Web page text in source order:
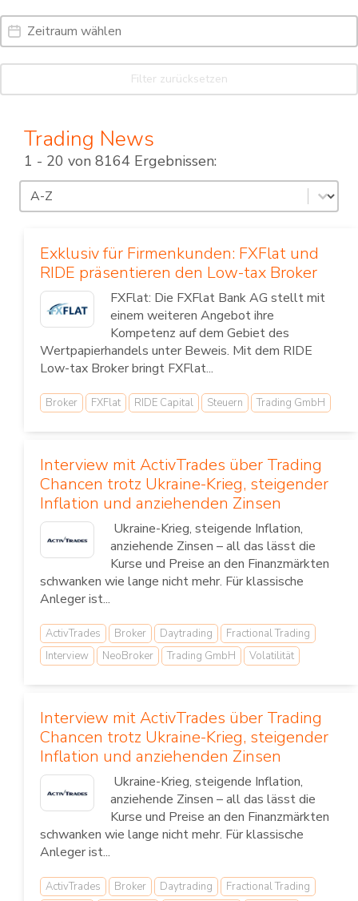
Date Range
Date
Filter zurücksetzen
Trading News
1 - 20 von 8164 Ergebnissen:
Sortierung
Sort content
Exklusiv für Firmenkunden: FXFlat und
RIDE präsentieren den Low-tax Broker
FXFlat: Die FXFlat Bank AG stellt mit
einem weiteren Angebot ihre
Kompetenz auf dem Gebiet des
Wertpapierhandels unter Beweis. Mit dem RIDE
Low-tax Broker bringt FXFlat...
Broker FXFlat RIDE Capital Steuern Trading GmbH
Interview mit ActivTrades über Trading
Chancen trotz Ukraine-Krieg, steigender
Inflation und anziehenden Zinsen
Ukraine-Krieg, steigende Inflation,
anziehende Zinsen – all das lässt die
Kurse und Preise an den Finanzmärkten
schwanken wie lange nicht mehr. Für klassische
Anleger ist...
ActivTrades Broker Daytrading
Fractional Trading
Interview
NeoBroker Trading GmbH Volatilität
Interview mit ActivTrades über Trading
Chancen trotz Ukraine-Krieg, steigender
Inflation und anziehenden Zinsen
Ukraine-Krieg, steigende Inflation,
anziehende Zinsen – all das lässt die
Kurse und Preise an den Finanzmärkten
schwanken wie lange nicht mehr. Für klassische
Anleger ist...
ActivTrades Broker Daytrading
Fractional Trading